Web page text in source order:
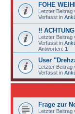
FOHE
Letzter Beitrag
Verfasst in
!!
Letzter Beitrag
Verfasst in
Antworten: 1
User
Letzter Beitrag
Verfasst in
Frage zur
Letzter Beitrag